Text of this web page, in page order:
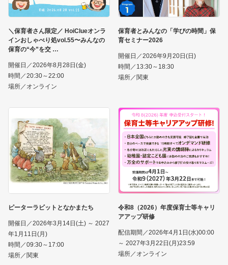
＼保育者さん限定／ HoiClueオンラ
インおしゃべり処vol.55〜みんなの
保育の“今”を交
開催日／2026年8月28日(金)
時間／20:30～22:00
場所／オンライン
保育者とみんなの「学びの時間」保
育セミナー2026
開催日／2026年9月20日(日)
時間／13:30～18:30
場所／関東
ピーターラビットとなかまたち
開催日／2026年3月14日(土) ～ 2027
年1月11日(月)
時間／09:30～17:00
場所／関東
令和8（2026）年度保育士等キャリ
アアップ研修
配信期間／2026年4月1日(水)00:00
～ 2027年3月22日(月)23:59
場所／オンライン